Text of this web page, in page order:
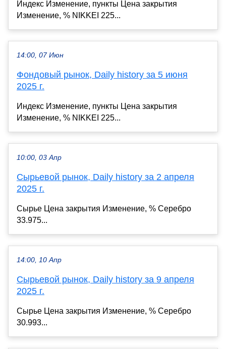
Индекс Изменение, пункты Цена закрытия
Изменение, % NIKKEI 225...
14:00, 07 Июн
Фондовый рынок, Daily history за 5 июня
2025 г.
Индекс Изменение, пункты Цена закрытия
Изменение, % NIKKEI 225...
10:00, 03 Апр
Сырьевой рынок, Daily history за 2 апреля
2025 г.
Сырье Цена закрытия Изменение, % Серебро
33.975...
14:00, 10 Апр
Сырьевой рынок, Daily history за 9 апреля
2025 г.
Сырье Цена закрытия Изменение, % Серебро
30.993...